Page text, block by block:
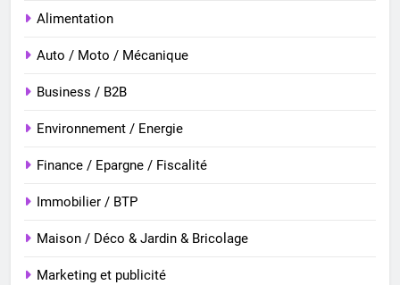
Alimentation
Auto / Moto / Mécanique
Business / B2B
Environnement / Energie
Finance / Epargne / Fiscalité
Immobilier / BTP
Maison / Déco & Jardin & Bricolage
Marketing et publicité